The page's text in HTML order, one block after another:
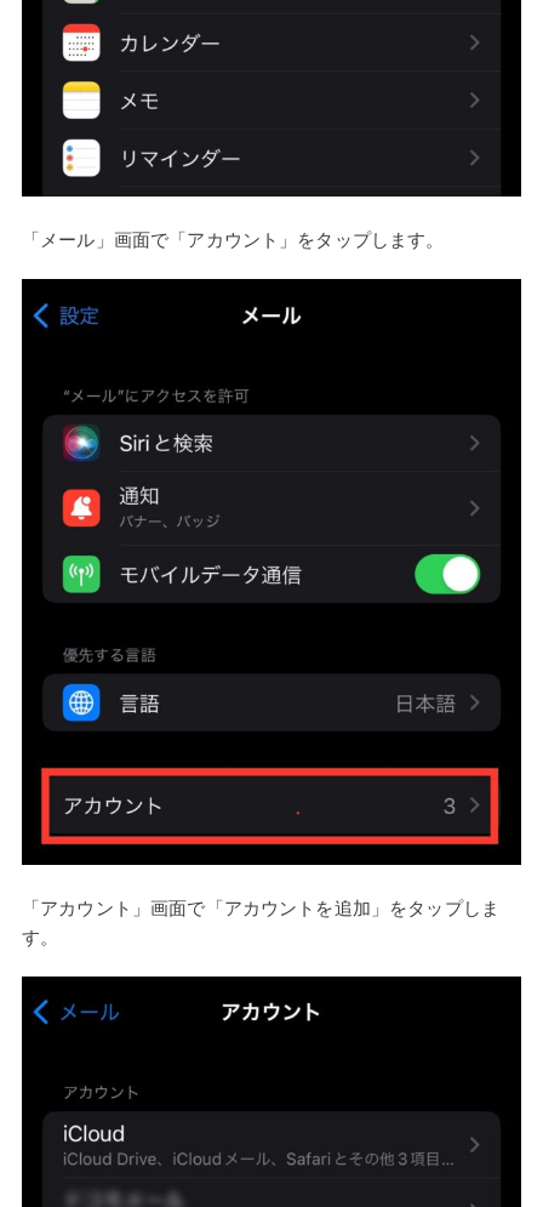
「メール」画面で「アカウント」をタップします。
「アカウント」画面で「アカウントを追加」をタップしま
す。